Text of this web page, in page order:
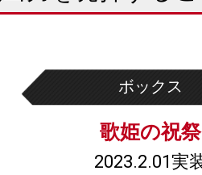
ボックス
歌姫の祝祭
2023.2.01実